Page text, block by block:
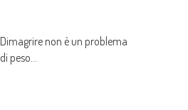
Dimagrire non è un problema
di peso…